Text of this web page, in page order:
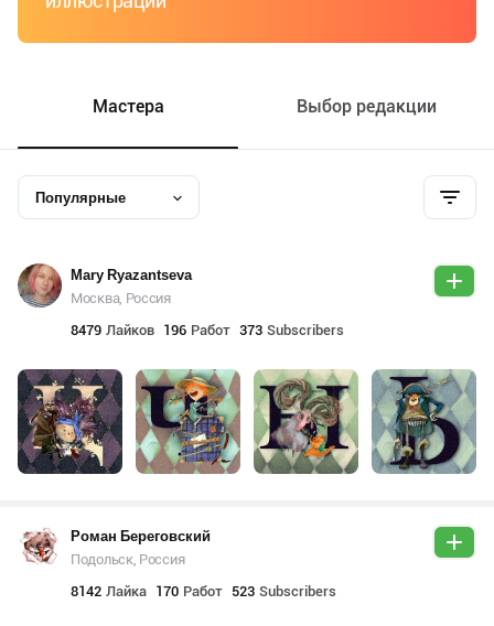
Мастера Выбор редакции
Популярные
Mary Ryazantseva
Москва, Россия
8479 Лайков 196 Работ 373 Subscribers
Роман Береговский
Подольск, Россия
8142 Лайка 170 Работ 523 Subscribers